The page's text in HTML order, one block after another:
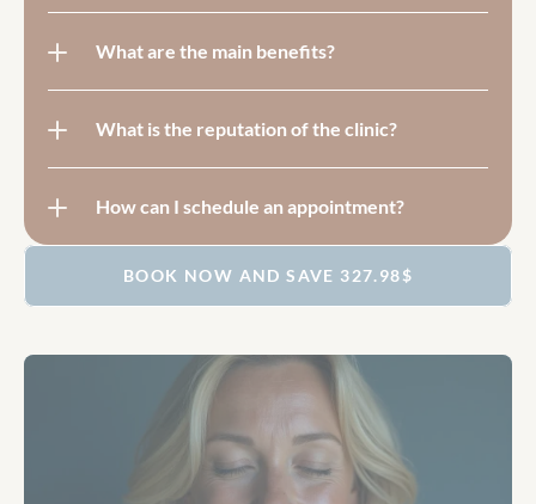
What are the main benefits?
What is the reputation of the clinic?
How can I schedule an appointment?
BOOK NOW AND SAVE 327.98$